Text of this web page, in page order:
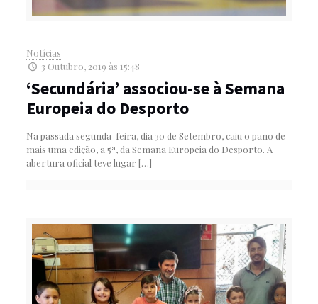
Notícias
3 Outubro, 2019 às 15:48
‘Secundária’ associou-se à Semana
Europeia do Desporto
Na passada segunda-feira, dia 30 de Setembro, caiu o pano de
mais uma edição, a 5ª, da Semana Europeia do Desporto. A
abertura oficial teve lugar […]